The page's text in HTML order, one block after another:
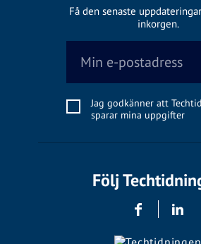
Få den senaste
inkorgen.
Jag godkänner att
sparar mina uppgifter
Följ